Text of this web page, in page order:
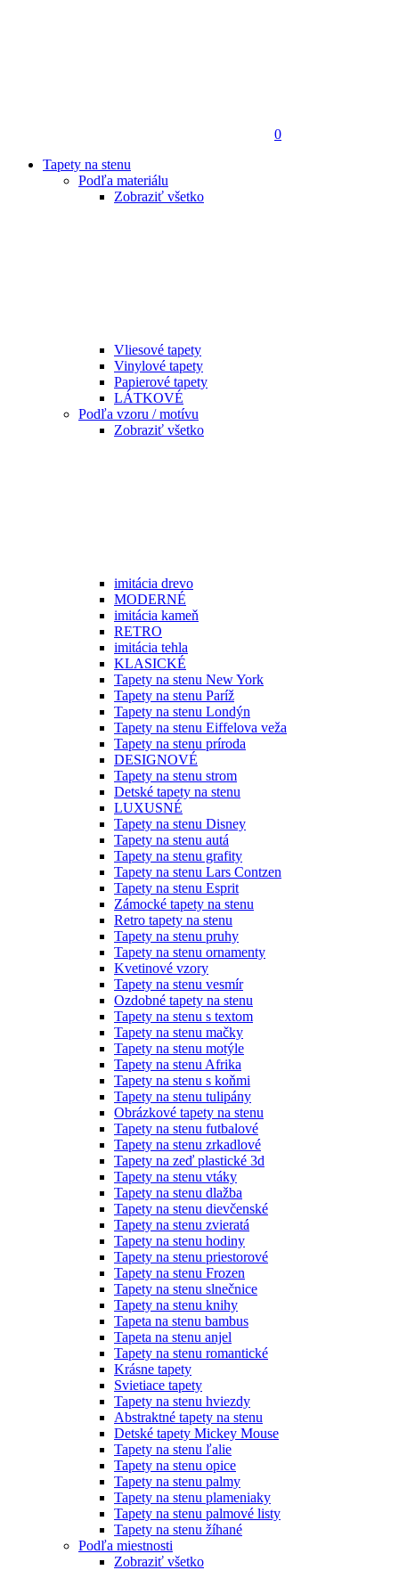
0
Tapety na stenu
Podľa materiálu
Zobraziť všetko
Vliesové tapety
Vinylové tapety
Papierové tapety
LÁTKOVÉ
Podľa vzoru / motívu
Zobraziť všetko
imitácia drevo
MODERNÉ
imitácia kameň
RETRO
imitácia tehla
KLASICKÉ
Tapety na stenu New York
Tapety na stenu Paríž
Tapety na stenu Londýn
Tapety na stenu Eiffelova veža
Tapety na stenu príroda
DESIGNOVÉ
Tapety na stenu strom
Detské tapety na stenu
LUXUSNÉ
Tapety na stenu Disney
Tapety na stenu autá
Tapety na stenu grafity
Tapety na stenu Lars Contzen
Tapety na stenu Esprit
Zámocké tapety na stenu
Retro tapety na stenu
Tapety na stenu pruhy
Tapety na stenu ornamenty
Kvetinové vzory
Tapety na stenu vesmír
Ozdobné tapety na stenu
Tapety na stenu s textom
Tapety na stenu mačky
Tapety na stenu motýle
Tapety na stenu Afrika
Tapety na stenu s koňmi
Tapety na stenu tulipány
Obrázkové tapety na stenu
Tapety na stenu futbalové
Tapety na stenu zrkadlové
Tapety na zeď plastické 3d
Tapety na stenu vtáky
Tapety na stenu dlažba
Tapety na stenu dievčenské
Tapety na stenu zvieratá
Tapety na stenu hodiny
Tapety na stenu priestorové
Tapety na stenu Frozen
Tapety na stenu slnečnice
Tapety na stenu knihy
Tapeta na stenu bambus
Tapeta na stenu anjel
Tapety na stenu romantické
Krásne tapety
Svietiace tapety
Tapety na stenu hviezdy
Abstraktné tapety na stenu
Detské tapety Mickey Mouse
Tapety na stenu ľalie
Tapety na stenu opice
Tapety na stenu palmy
Tapety na stenu plameniaky
Tapety na stenu palmové listy
Tapety na stenu žíhané
Podľa miestnosti
Zobraziť všetko